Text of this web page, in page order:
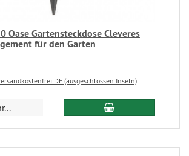
Oase Gartensteckdose Cleveres
für den Garten
DE (ausgeschlossen Inseln)